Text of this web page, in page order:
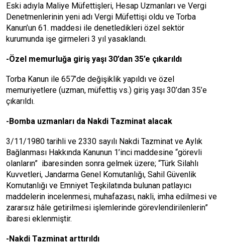
Eski adıyla Maliye Müfettişleri, Hesap Uzmanları ve Vergi
Denetmenlerinin yeni adı Vergi Müfettişi oldu ve Torba
Kanun’un 61. maddesi ile denetledikleri özel sektör
kurumunda işe girmeleri 3 yıl yasaklandı.
-Özel memurluğa giriş yaşı 30’dan 35’e çıkarıldı
Torba Kanun ile 657’de değişiklik yapıldı ve özel
memuriyetlere (uzman, müfettiş vs.) giriş yaşı 30’dan 35’e
çıkarıldı.
-Bomba uzmanları da Nakdi Tazminat alacak
3/11/1980 tarihli ve 2330 sayılı Nakdi Tazminat ve Aylık
Bağlanması Hakkında Kanunun 1’inci maddesine “görevli
olanların” ibaresinden sonra gelmek üzere; “Türk Silahlı
Kuvvetleri, Jandarma Genel Komutanlığı, Sahil Güvenlik
Komutanlığı ve Emniyet Teşkilatında bulunan patlayıcı
maddelerin incelenmesi, muhafazası, nakli, imha edilmesi ve
zararsız hâle getirilmesi işlemlerinde görevlendirilenlerin”
ibaresi eklenmiştir.
-Nakdi Tazminat arttırıldı